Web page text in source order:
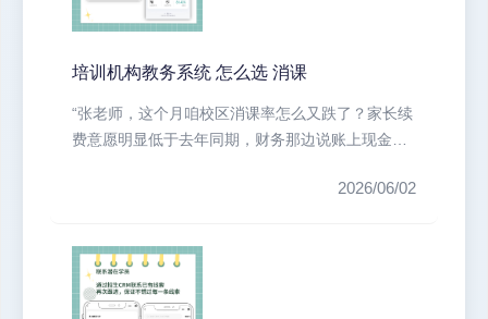
培训机构教务系统 怎么选 消课
“张老师，这个月咱校区消课率怎么又跌了？家长续
费意愿明显低于去年同期，财务那边说账上现金流
2026/06/02